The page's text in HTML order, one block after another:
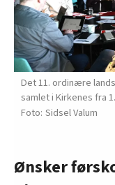
Det 11. ordinære
samlet i Kirkenes fra
Sidsel Valum
Ønsker